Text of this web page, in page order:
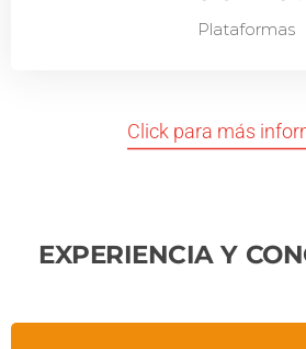
Plataformas
Click para más
EXPERIENCIA Y